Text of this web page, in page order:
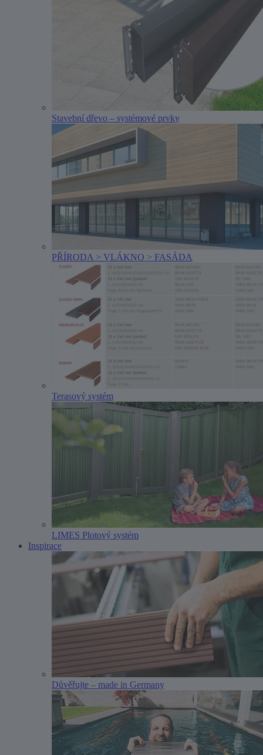
Stavební dřevo – systémové prvky
PŘÍRODA > VLÁKNO > FASÁDA
Terasový systém
LIMES Plotový systém
Inspirace
Důvěřujte – made in Germany